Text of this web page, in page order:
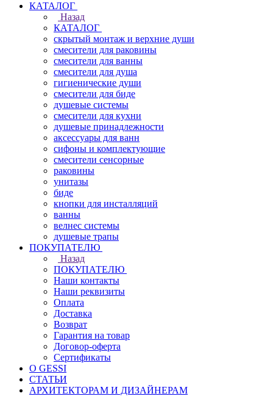
КАТАЛОГ
Назад
КАТАЛОГ
скрытый монтаж и верхние души
смесители для раковины
смесители для ванны
смесители для душа
гигиенические души
смесители для биде
душевые системы
смесители для кухни
душевые принадлежности
аксессуары для ванн
сифоны и комплектующие
смесители сенсорные
раковины
унитазы
биде
кнопки для инсталляций
ванны
велнес системы
душевые трапы
ПОКУПАТЕЛЮ
Назад
ПОКУПАТЕЛЮ
Наши контакты
Наши реквизиты
Оплата
Доставка
Возврат
Гарантия на товар
Договор-оферта
Сертификаты
О GESSI
СТАТЬИ
АРХИТЕКТОРАМ И ДИЗАЙНЕРАМ